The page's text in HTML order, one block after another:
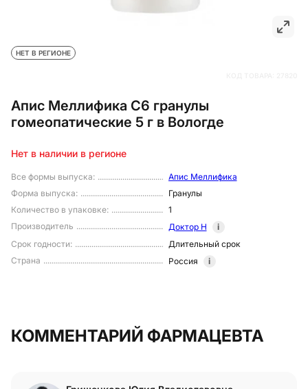
Апис Меллифика С6 гранулы
гомеопатические 5 г в Вологде
НЕТ В РЕГИОНЕ
Все формы выпуска:
Апис Меллифика
Форма выпуска:
Гранулы
Количество в упаковке:
1
Производитель
Доктор Н
i
Срок годности:
Длительный срок
Страна
Россия i
Нет в наличии в регионе
КОММЕНТАРИЙ ФАРМАЦЕВТА